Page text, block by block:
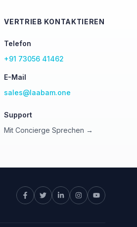
VERTRIEB KONTAKTIEREN
Telefon
+91 73056 41462
E-Mail
sales@laabam.one
Support
Mit Concierge Sprechen →